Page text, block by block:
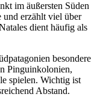
im äußersten Süden
und erzählt viel über
dient häufig als
besondere
Pinguinkolonien,
spielen. Wichtig ist
Abstand.